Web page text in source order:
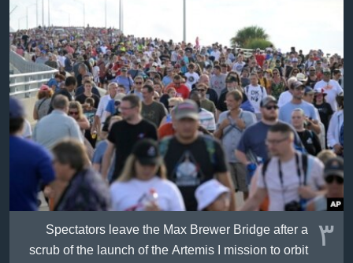
٣ Spectators leave the Max Brewer Bridge after a
scrub of the launch of the Artemis I mission to orbit